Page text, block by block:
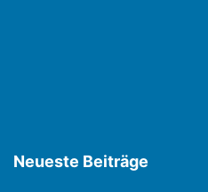
Neueste Beiträge